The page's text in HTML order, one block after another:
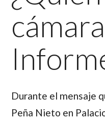
Durante el mensaje
Peña Nieto en